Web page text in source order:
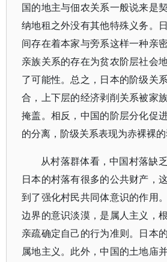
国的地主与佃农关系一般说来是
纳地租之外没有其他特殊义务。
间存在着本家与旁系这样一种亲
亲族关系的存在为贫农阶层社会
了可能性。总之，日本的阶级关
合，上下层的经济剥削关系被家
掩盖。相反，中国的阶层分化促
的分离，阶级关系表现为赤裸裸的
从村落群体看，中国村落缺
日本的村落有很多的公共财产，
到了强化村民共同体意识的作用
边界的意识淡漠，是属人主义，
亲疏确定自己的行为准则。日本
属地主义。此外，中国的土地庙